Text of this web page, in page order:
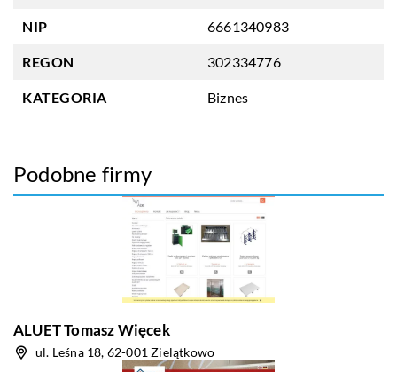
NIP 6661340983
REGON 302334776
KATEGORIA Biznes
Podobne firmy
ALUET Tomasz Więcek
ul. Leśna 18, 62-001 Zielątkowo